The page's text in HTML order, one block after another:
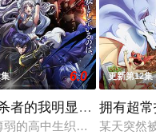
团开始了换届。连霸八
6.0
者的我明显比勇者还强
弱的高中生织田晶，有一天
更新第12集
拥有超
某天突然